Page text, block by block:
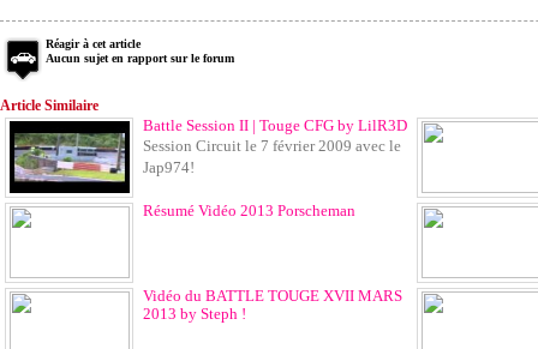
Réagir à cet article
Aucun sujet en rapport sur le forum
Article Similaire
Battle Session II | Touge CFG by LilR3D
Session Circuit le 7 février 2009 avec le
Jap974!
Résumé Vidéo 2013 Porscheman
Vidéo du BATTLE TOUGE XVII MARS
2013 by Steph !